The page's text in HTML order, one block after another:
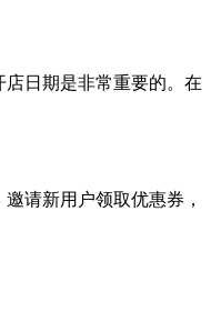
日期是非常重要的。在
请新用户领取优惠券，